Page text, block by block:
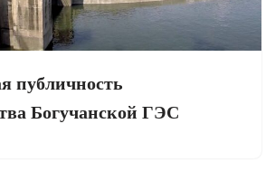
публичность
Богучанской ГЭС